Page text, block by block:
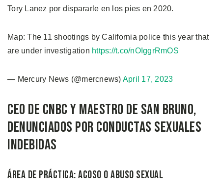
Tory Lanez por dispararle en los pies en 2020.
Map: The 11 shootings by California police this year that
are under investigation https://t.co/nOIggrRmOS
— Mercury News (@mercnews) April 17, 2023
CEO de CNBC y Maestro de San Bruno,
Denunciados por Conductas Sexuales
Indebidas
Área de Práctica: Acoso o Abuso Sexual